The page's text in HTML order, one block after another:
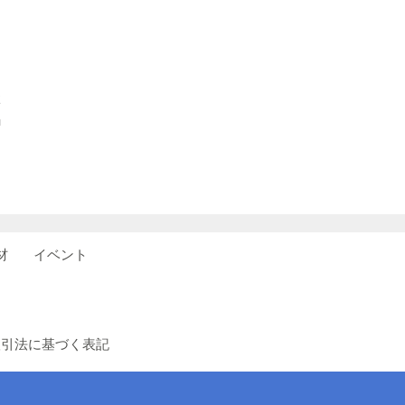
イベント
法に基づく表記